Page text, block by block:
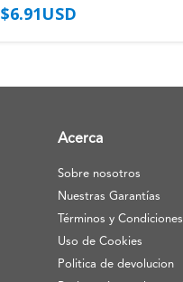
0out of 5
$6.91USD
Acerca
Sobre nosotros
Nuestras Garantías
Términos y Condiciones
Uso de Cookies
Politica de devolucion